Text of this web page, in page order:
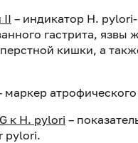
II – индикатор H. pylori-
гастрита, язвы
кишки, а
маркер атрофического
к H. pylori –
pylori.